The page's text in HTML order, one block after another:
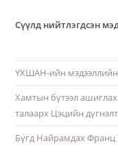
Сүүлд нийтлэгдсэн
ҮХШАН-ийн
Хамтын бүтээл
талаарх Цэцийн
Бүгд Найрамдах Франц